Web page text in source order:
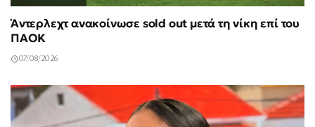
Άντερλεχτ ανακοίνωσε sold out μετά τη νίκη επί του
ΠΑΟΚ
07/08/2026